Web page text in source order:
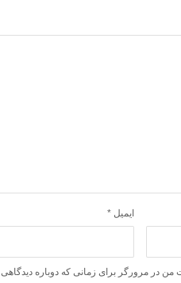
ایمیل *
من در مرورگر برای زمانی که دوباره